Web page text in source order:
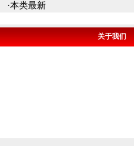
·本类最新
关于我们